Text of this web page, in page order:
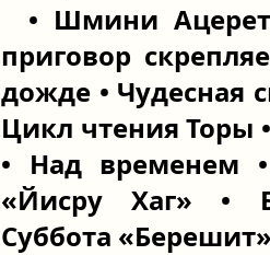
• Шмини
приговор
дожде • Чудесная
Цикл чтения Торы
• Над временем
«Йисру Хаг» •
Суббота